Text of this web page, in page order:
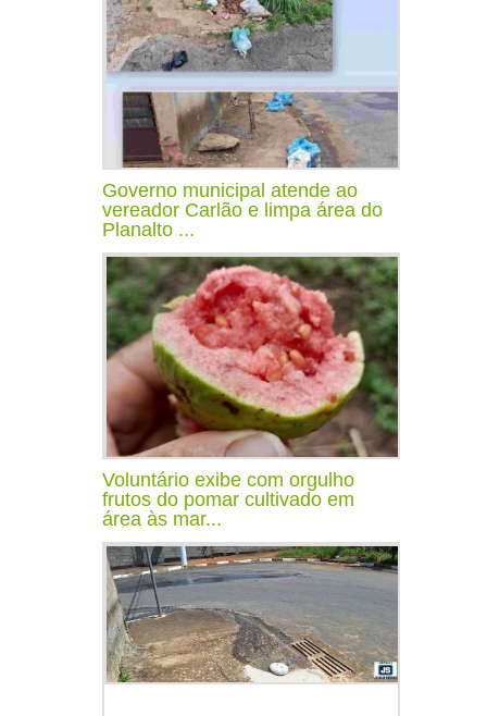
Governo municipal atende ao
vereador Carlão e limpa área do
Planalto ...
Voluntário exibe com orgulho
frutos do pomar cultivado em
área às mar...